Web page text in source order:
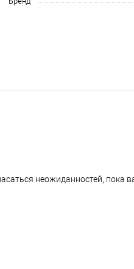
неожиданностей,